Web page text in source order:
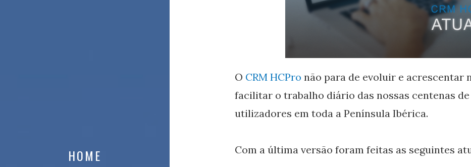
HOME
O CRM HCPro não para de evoluir e acrescentar
facilitar o trabalho diário das nossas centenas
utilizadores em toda a Península Ibérica.
Com a última versão foram feitas as seguintes